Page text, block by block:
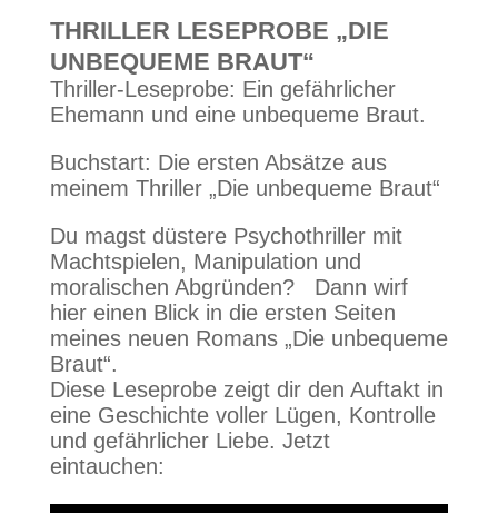
THRILLER LESEPROBE „DIE
UNBEQUEME BRAUT“
Thriller-Leseprobe: Ein gefährlicher
Ehemann und eine unbequeme Braut.
Buchstart: Die ersten Absätze aus
meinem Thriller „Die unbequeme Braut“
Du magst düstere Psychothriller mit
Machtspielen, Manipulation und
moralischen Abgründen? Dann wirf
hier einen Blick in die ersten Seiten
meines neuen Romans „Die unbequeme
Braut“.
Diese Leseprobe zeigt dir den Auftakt in
eine Geschichte voller Lügen, Kontrolle
und gefährlicher Liebe. Jetzt
eintauchen: